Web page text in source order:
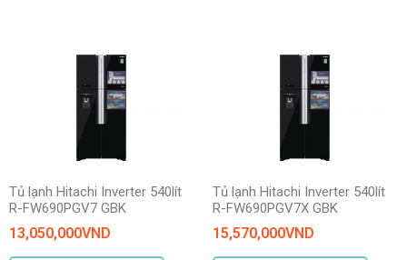
Tủ lạnh Hitachi Inverter 540lít
R-FW690PGV7 GBK
13,050,000VND
Tủ lạnh Hitachi Inverter 540lít
R-FW690PGV7X GBK
15,570,000VND